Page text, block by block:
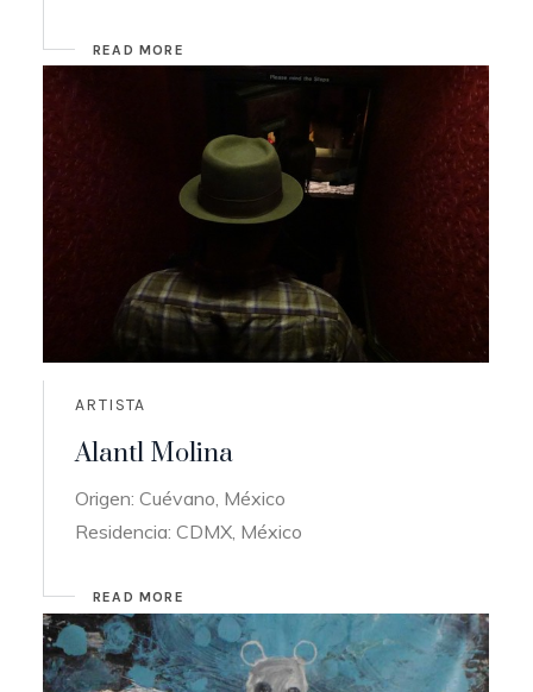
READ MORE
ARTISTA
Alantl Molina
Origen: Cuévano, México
Residencia: CDMX, México
READ MORE